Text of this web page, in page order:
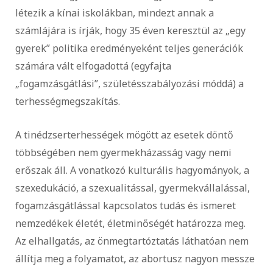
létezik a kínai iskolákban, mindezt annak a
számlájára is írják, hogy 35 éven keresztül az „egy
gyerek” politika eredményeként teljes generációk
számára vált elfogadottá (egyfajta
„fogamzásgátlási”, születésszabályozási móddá) a
terhességmegszakítás.
A tinédzserterhességek mögött az esetek döntő
többségében nem gyermekházasság vagy nemi
erőszak áll. A vonatkozó kulturális hagyományok, a
szexedukáció, a szexualitással, gyermekvállalással,
fogamzásgátlással kapcsolatos tudás és ismeret
nemzedékek életét, életminőségét határozza meg.
Az elhallgatás, az önmegtartóztatás láthatóan nem
állítja meg a folyamatot, az abortusz nagyon messze